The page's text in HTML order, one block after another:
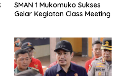
SMAN 1 Mukomuko Sukses
Gelar Kegiatan Class Meeting